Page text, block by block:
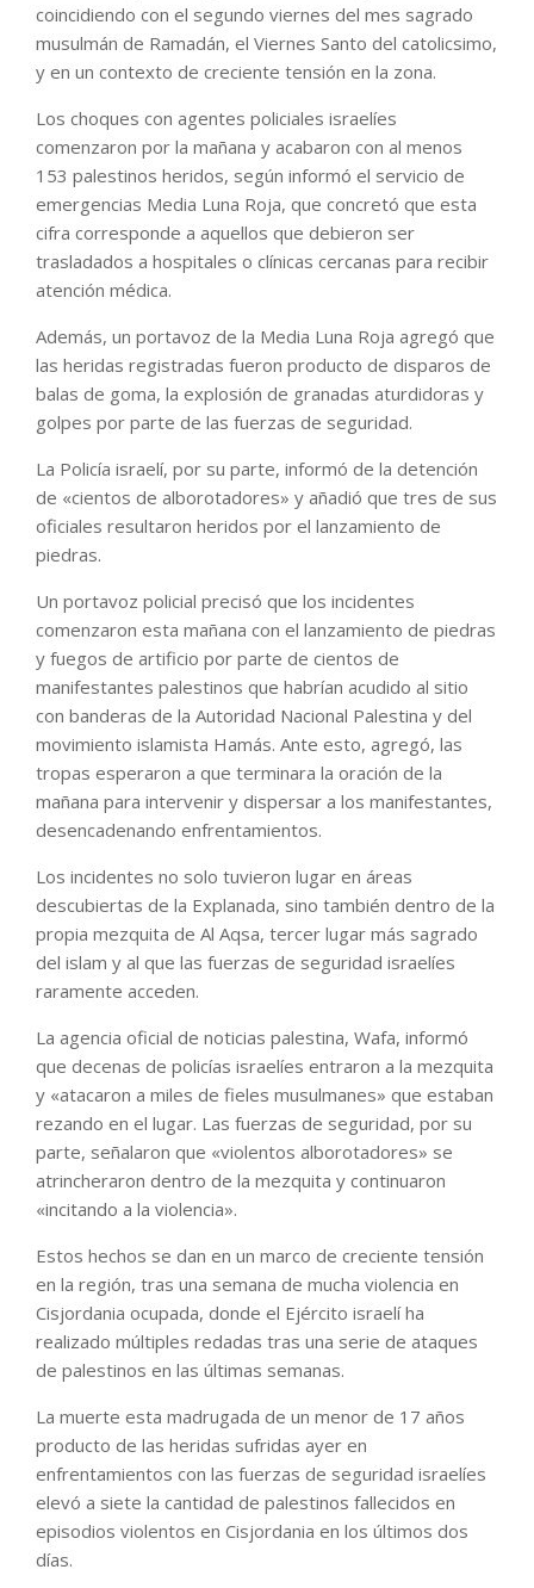
coincidiendo con el segundo viernes del mes sagrado
musulmán de Ramadán, el Viernes Santo del catolicsimo,
y en un contexto de creciente tensión en la zona.
Los choques con agentes policiales israelíes
comenzaron por la mañana y acabaron con al menos
153 palestinos heridos, según informó el servicio de
emergencias Media Luna Roja, que concretó que esta
cifra corresponde a aquellos que debieron ser
trasladados a hospitales o clínicas cercanas para recibir
atención médica.
Además, un portavoz de la Media Luna Roja agregó que
las heridas registradas fueron producto de disparos de
balas de goma, la explosión de granadas aturdidoras y
golpes por parte de las fuerzas de seguridad.
La Policía israelí, por su parte, informó de la detención
de «cientos de alborotadores» y añadió que tres de sus
oficiales resultaron heridos por el lanzamiento de
piedras.
Un portavoz policial precisó que los incidentes
comenzaron esta mañana con el lanzamiento de piedras
y fuegos de artificio por parte de cientos de
manifestantes palestinos que habrían acudido al sitio
con banderas de la Autoridad Nacional Palestina y del
movimiento islamista Hamás. Ante esto, agregó, las
tropas esperaron a que terminara la oración de la
mañana para intervenir y dispersar a los manifestantes,
desencadenando enfrentamientos.
Los incidentes no solo tuvieron lugar en áreas
descubiertas de la Explanada, sino también dentro de la
propia mezquita de Al Aqsa, tercer lugar más sagrado
del islam y al que las fuerzas de seguridad israelíes
raramente acceden.
La agencia oficial de noticias palestina, Wafa, informó
que decenas de policías israelíes entraron a la mezquita
y «atacaron a miles de fieles musulmanes» que estaban
rezando en el lugar. Las fuerzas de seguridad, por su
parte, señalaron que «violentos alborotadores» se
atrincheraron dentro de la mezquita y continuaron
«incitando a la violencia».
Estos hechos se dan en un marco de creciente tensión
en la región, tras una semana de mucha violencia en
Cisjordania ocupada, donde el Ejército israelí ha
realizado múltiples redadas tras una serie de ataques
de palestinos en las últimas semanas.
La muerte esta madrugada de un menor de 17 años
producto de las heridas sufridas ayer en
enfrentamientos con las fuerzas de seguridad israelíes
elevó a siete la cantidad de palestinos fallecidos en
episodios violentos en Cisjordania en los últimos dos
días.